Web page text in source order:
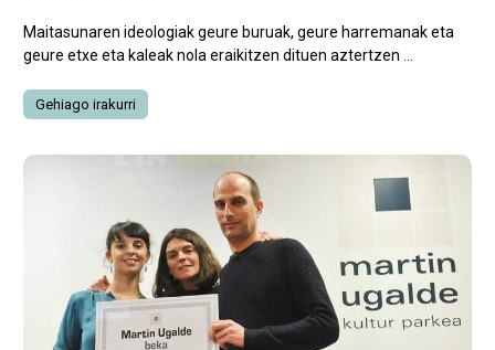
Maitasunaren ideologiak geure buruak, geure harremanak eta
geure etxe eta kaleak nola eraikitzen dituen aztertzen ...
Gehiago irakurri